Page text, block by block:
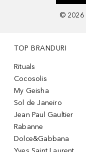
© 2026
TOP BRANDURI
Rituals
Cocosolis
My Geisha
Sol de Janeiro
Jean Paul Gaultier
Rabanne
Dolce&Gabbana